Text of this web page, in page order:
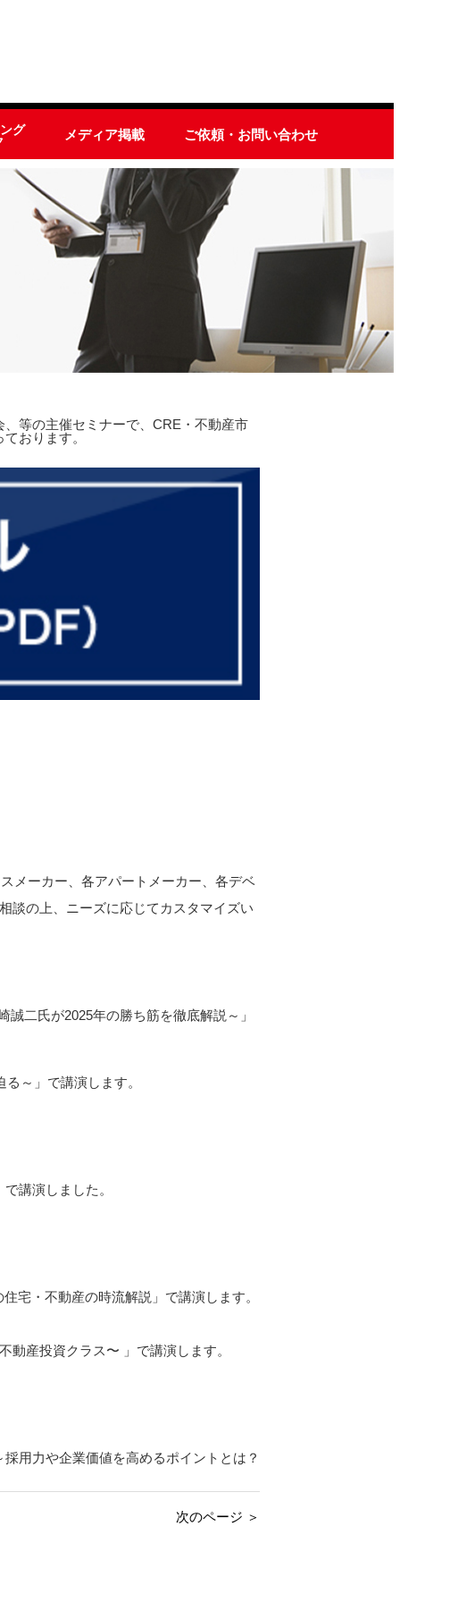
グ
メディア掲載 ご依頼・お問い合わせ
等の主催セミナーで、CRE・不動産市
おります。
メーカー、各アパートメーカー、各デベ
の上、ニーズに応じてカスタマイズい
二氏が2025年の勝ち筋を徹底解説～」
～」で講演します。
講演しました。
宅・不動産の時流解説」で講演します。
産投資クラス〜 」で講演します。
用力や企業価値を高めるポイントとは？
次のページ ＞